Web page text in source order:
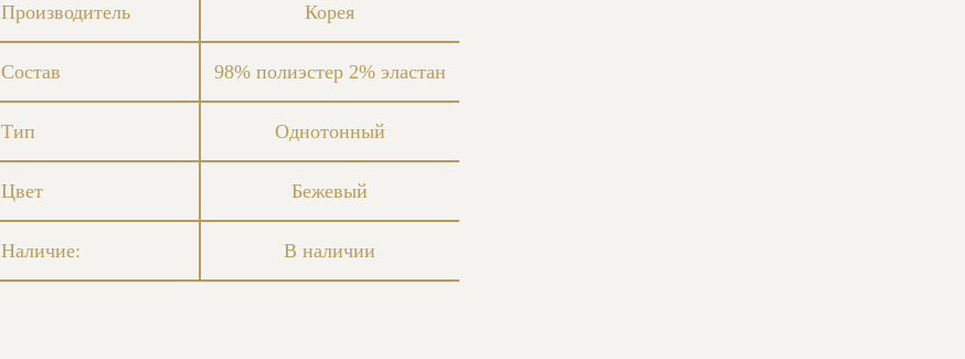
Производитель Корея
Состав 98% полиэстер 2% эластан
Тип Однотонный
Цвет Бежевый
Наличие: В наличии